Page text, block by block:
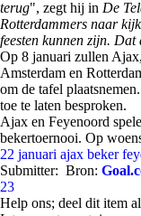
terug", zegt hij in De
Rotterdammers naar
feesten kunnen zijn.
Op 8 januari zullen
Amsterdam en
om de tafel
toe te laten besproken.
Ajax en Feyenoord
bekertoernooi. Op
22 januari ajax beker
Submitter: Bron:
23
Help ons; deel dit item